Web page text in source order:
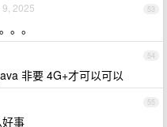
53
9, 2025
。。
54
非要 4G+才可以可以
55
事